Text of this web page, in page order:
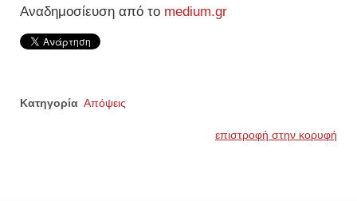
Αναδημοσίευση από το medium.gr
Κατηγορία Απόψεις
επιστροφή στην κορυφή